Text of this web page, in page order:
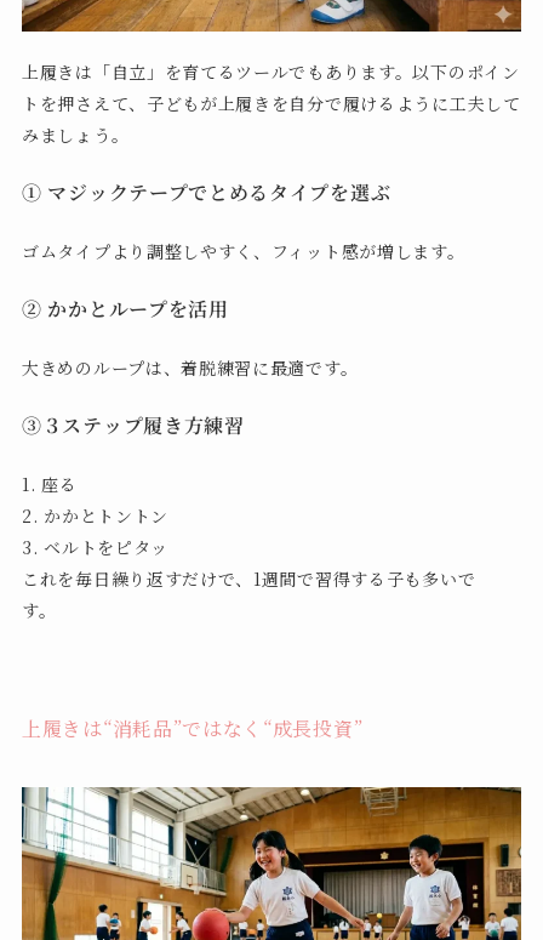
上履きは「自立」を育てるツールでもあります。以下のポイン
トを押さえて、子どもが上履きを自分で履けるように工夫して
みましょう。
① マジックテープでとめるタイプを選ぶ
ゴムタイプより調整しやすく、フィット感が増します。
② かかとループを活用
大きめのループは、着脱練習に最適です。
③３ステップ履き方練習
1. 座る
2. かかとトントン
3. ベルトをピタッ
これを毎日繰り返すだけで、1週間で習得する子も多いで
す。
上履きは“消耗品”ではなく“成長投資”